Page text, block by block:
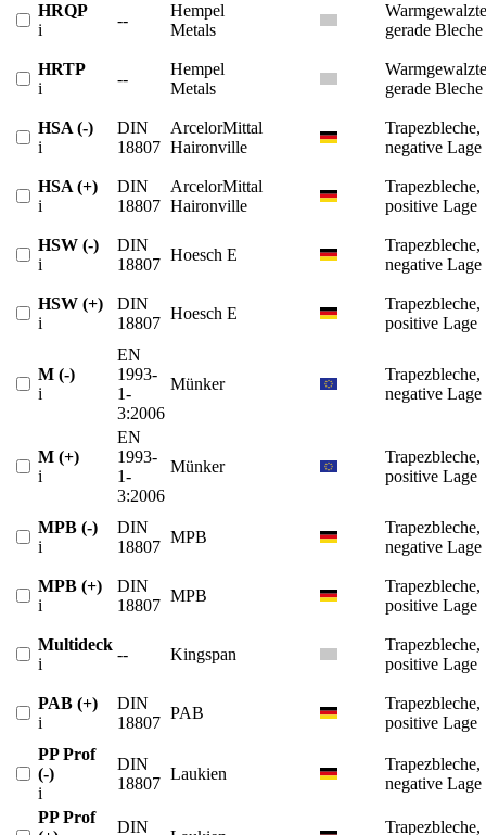
HRQP
i
--
Hempel
Metals
Warmgewalzte
gerade Bleche
HRTP
i
--
Hempel
Metals
Warmgewalzte
gerade Bleche
HSA (-)
i
DIN
18807
ArcelorMittal
Haironville
Trapezbleche,
negative Lage
HSA (+)
i
DIN
18807
ArcelorMittal
Haironville
Trapezbleche,
positive Lage
HSW (-)
i
DIN
18807
Hoesch E
Trapezbleche,
negative Lage
HSW (+)
i
DIN
18807
Hoesch E
Trapezbleche,
positive Lage
M (-)
i
EN
1993-
1-
3:2006
Münker
Trapezbleche,
negative Lage
M (+)
i
EN
1993-
1-
3:2006
Münker
Trapezbleche,
positive Lage
MPB (-)
i
DIN
18807
MPB
Trapezbleche,
negative Lage
MPB (+)
i
DIN
18807
MPB
Trapezbleche,
positive Lage
Multideck
i
-- Kingspan
Trapezbleche,
positive Lage
PAB (+)
i
DIN
18807
PAB
Trapezbleche,
positive Lage
PP Prof
(-)
i
DIN
18807
Laukien
Trapezbleche,
negative Lage
PP Prof
DIN
Trapezbleche,